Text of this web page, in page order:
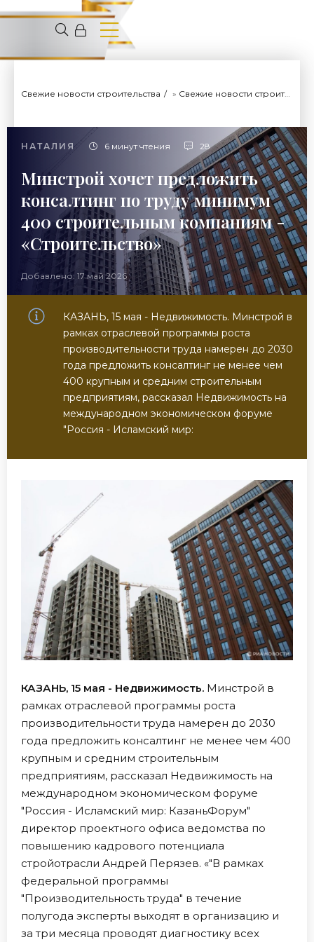
Свежие новости строительства » Свежие новости строительства
НАТАЛИЯ 6 минут чтения 28
Минстрой хочет предложить
консалтинг по труду минимум
400 строительным компаниям -
«Строительство»
Добавлено: 17 май 2026
КАЗАНЬ, 15 мая - Недвижимость. Минстрой в
рамках отраслевой программы роста
производительности труда намерен до 2030
года предложить консалтинг не менее чем
400 крупным и средним строительным
предприятиям, рассказал Недвижимость на
международном экономическом форуме
"Россия - Исламский мир:
КАЗАНЬ, 15 мая - Недвижимость. Минстрой в
рамках отраслевой программы роста
производительности труда намерен до 2030
года предложить консалтинг не менее чем 400
крупным и средним строительным
предприятиям, рассказал Недвижимость на
международном экономическом форуме
"Россия - Исламский мир: КазаньФорум"
директор проектного офиса ведомства по
повышению кадрового потенциала
стройотрасли Андрей Перязев. «"В рамках
федеральной программы
"Производительность труда" в течение
полугода эксперты выходят в организацию и
за три месяца проводят диагностику всех